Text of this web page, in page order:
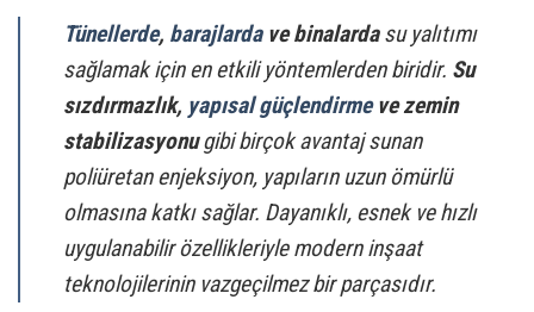
Tünellerde, barajlardave binalardasu yalıtımı
sağlamak için en etkili yöntemlerden biridir. Su
sızdırmazlık, yapısal güçlendirmeve zemin
stabilizasyonugibi birçok avantaj sunan
poliüretan enjeksiyon, yapıların uzun ömürlü
olmasına katkı sağlar. Dayanıklı, esnek ve hızlı
uygulanabilir özellikleriyle modern inşaat
teknolojilerinin vazgeçilmez bir parçasıdır.